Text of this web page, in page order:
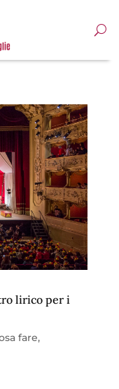
lirico per i
fare,